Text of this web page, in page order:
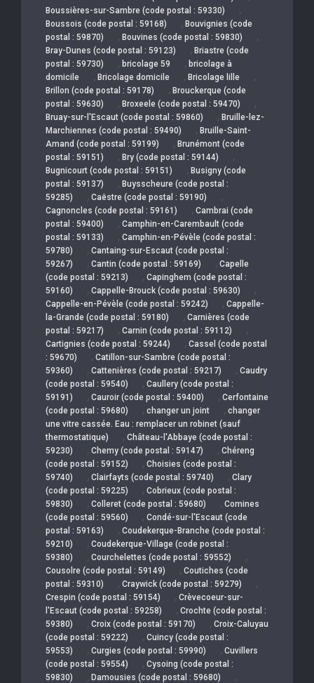
Boussières-sur-Sambre (code postal : 59330) ,
Boussois (code postal : 59168) , Bouvignies (code
postal : 59870)
, Bouvines (code postal : 59830) ,
Bray-Dunes (code postal : 59123) , Briastre (code
postal : 59730)
, bricolage 59 , bricolage à
domicile
, Bricolage domicile , Bricolage lille ,
Brillon (code postal : 59178) , Brouckerque (code
postal : 59630)
, Broxeele (code postal : 59470) ,
Bruay-sur-l'Escaut (code postal : 59860) , Bruille-lez-
Marchiennes (code postal : 59490)
, Bruille-Saint-
Amand (code postal : 59199)
, Brunémont (code
postal : 59151)
, Bry (code postal : 59144) ,
Bugnicourt (code postal : 59151) , Busigny (code
postal : 59137)
, Buysscheure (code postal :
59285)
, Caëstre (code postal : 59190) ,
Cagnoncles (code postal : 59161) , Cambrai (code
postal : 59400)
, Camphin-en-Carembault (code
postal : 59133)
, Camphin-en-Pévèle (code postal :
59780)
, Cantaing-sur-Escaut (code postal :
59267)
, Cantin (code postal : 59169) , Capelle
(code postal : 59213)
, Capinghem (code postal :
59160)
, Cappelle-Brouck (code postal : 59630) ,
Cappelle-en-Pévèle (code postal : 59242) , Cappelle-
la-Grande (code postal : 59180)
, Carnières (code
postal : 59217)
, Carnin (code postal : 59112) ,
Cartignies (code postal : 59244) , Cassel (code postal
: 59670)
, Catillon-sur-Sambre (code postal :
59360)
, Cattenières (code postal : 59217) , Caudry
(code postal : 59540)
, Caullery (code postal :
59191)
, Cauroir (code postal : 59400) , Cerfontaine
(code postal : 59680)
, changer un joint , changer
une vitre cassée. Eau : remplacer un robinet (sauf
thermostatique)
, Château-l'Abbaye (code postal :
59230)
, Chemy (code postal : 59147) , Chéreng
(code postal : 59152)
, Choisies (code postal :
59740)
, Clairfayts (code postal : 59740) , Clary
(code postal : 59225)
, Cobrieux (code postal :
59830)
, Colleret (code postal : 59680) , Comines
(code postal : 59560)
, Condé-sur-l'Escaut (code
postal : 59163)
, Coudekerque-Branche (code postal :
59210)
, Coudekerque-Village (code postal :
59380)
, Courchelettes (code postal : 59552) ,
Cousolre (code postal : 59149) , Coutiches (code
postal : 59310)
, Craywick (code postal : 59279) ,
Crespin (code postal : 59154) , Crèvecoeur-sur-
l'Escaut (code postal : 59258)
, Crochte (code postal :
59380)
, Croix (code postal : 59170) , Croix-Caluyau
(code postal : 59222)
, Cuincy (code postal :
59553)
, Curgies (code postal : 59990) , Cuvillers
(code postal : 59554)
, Cysoing (code postal :
59830)
, Damousies (code postal : 59680) ,